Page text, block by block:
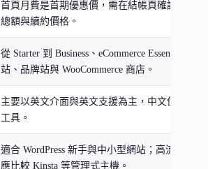
首頁月費是首期優惠價，需在結帳頁確認合約
總額與續約價格。
從 Starter 到 Business、eCommerce Essentials 可
站、品牌站與 WooCommerce 商店。
主要以英文介面與英文支援為主，中文使用者
工具。
適合 WordPress 新手與中小型網站；高流量或企
應比較 Kinsta 等管理式主機。